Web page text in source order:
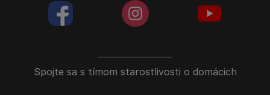
Spojte sa s tímom starostlivosti o domácich
facebookColoredinstagramColored